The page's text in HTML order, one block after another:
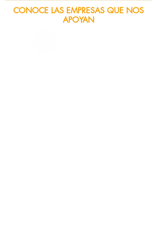
CONOCE LAS EMPRESAS QUE NOS
APOYAN